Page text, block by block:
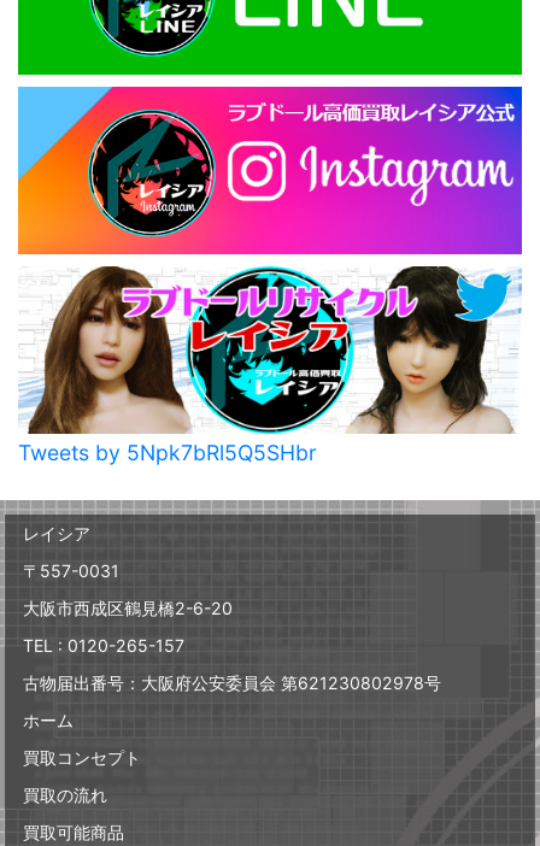
Tweets by 5Npk7bRl5Q5SHbr
レイシア
〒557-0031
大阪市西成区鶴見橋2-6-20
TEL : 0120-265-157
古物届出番号：大阪府公安委員会 第621230802978号
ホーム
買取コンセプト
買取の流れ
買取可能商品